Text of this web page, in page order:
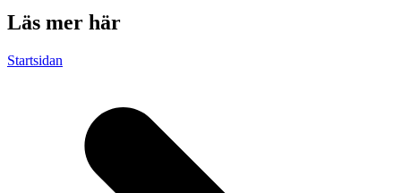
Läs mer här
Startsidan